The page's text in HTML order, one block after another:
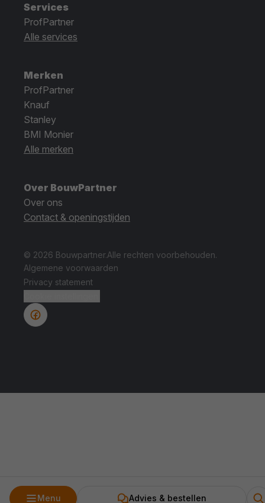
Menu Advies & bestellen
Services
ProfPartner
Alle services
Merken
ProfPartner
Knauf
Stanley
BMI Monier
Alle merken
Over BouwPartner
Over ons
Contact & openingstijden
© 2026 Bouwpartner.Alle rechten voorbehouden.
Algemene voorwaarden
Privacy statement